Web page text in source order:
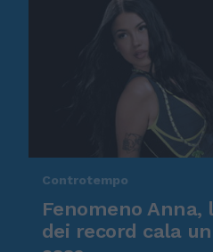
Controtempo
Fenomeno Anna,
dei record cala